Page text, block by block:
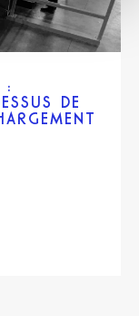
:
DE